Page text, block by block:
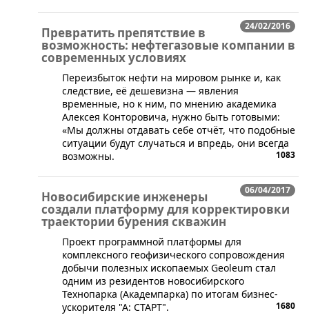
24/02/2016
Превратить препятствие в
возможность: нефтегазовые компании в
современных условиях
​​Переизбыток нефти на мировом рынке и, как
следствие, её дешевизна — явления
временные, но к ним, по мнению академика
Алексея Конторовича, нужно быть готовыми:
«Мы должны отдавать себе отчёт, что подобные
ситуации будут случаться и впредь, они всегда
возможны.
1083
06/04/2017
Новосибирские инженеры
создали платформу для корректировки
траектории бурения скважин
Проект программной платформы для
комплексного геофизического сопровождения
добычи полезных ископаемых Geoleum стал
одним из резидентов новосибирского
Технопарка (Академпарка) по итогам бизнес-
ускорителя "А: СТАРТ".
1680